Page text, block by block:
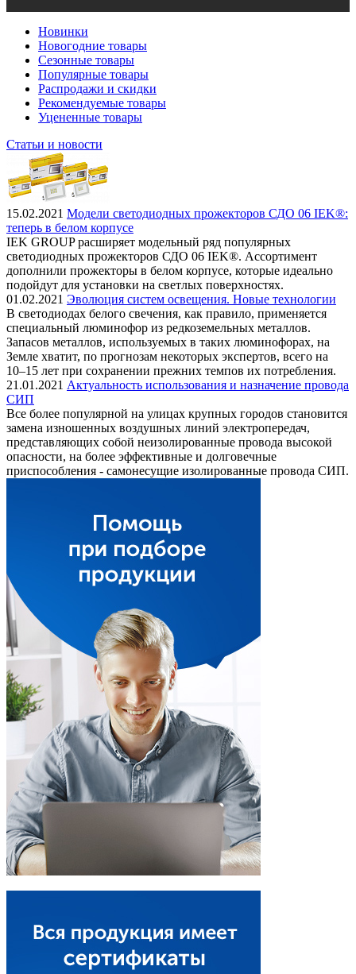
Новинки
Новогодние товары
Сезонные товары
Популярные товары
Распродажи и скидки
Рекомендуемые товары
Уцененные товары
Статьи и новости
15.02.2021 Модели светодиодных прожекторов СДО 06 IEK®:
теперь в белом корпусе
IEK GROUP расширяет модельный ряд популярных
светодиодных прожекторов СДО 06 IEK®. Ассортимент
дополнили прожекторы в белом корпусе, которые идеально
подойдут для установки на светлых поверхностях.
01.02.2021 Эволюция систем освещения. Новые технологии
В светодиодах белого свечения, как правило, применяется
специальный люминофор из редкоземельных металлов.
Запасов металлов, используемых в таких люминофорах, на
Земле хватит, по прогнозам некоторых экспертов, всего на
10–15 лет при сохранении прежних темпов их потребления.
21.01.2021 Актуальность использования и назначение провода
СИП
Все более популярной на улицах крупных городов становится
замена изношенных воздушных линий электропередач,
представляющих собой неизолированные провода высокой
опасности, на более эффективные и долговечные
приспособления - самонесущие изолированные провода СИП.